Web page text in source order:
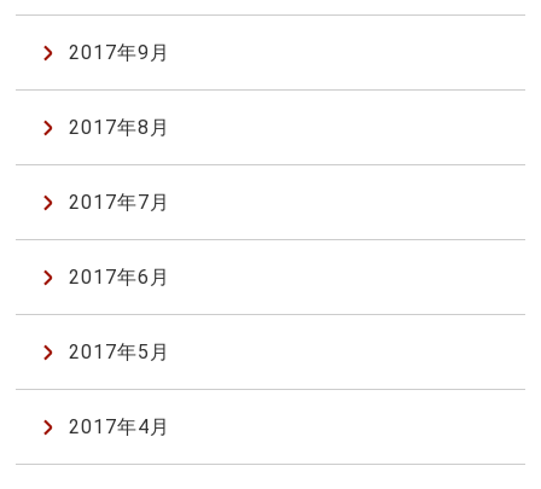
2017年9月
2017年8月
2017年7月
2017年6月
2017年5月
2017年4月